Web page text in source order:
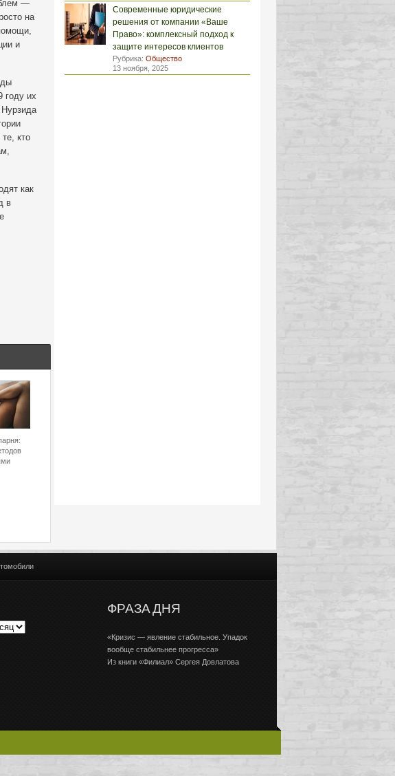
—
на
и
году их
кто
как
в
Современные юридические
решения от компании «Ваше
Право»: комплексный подход к
защите интересов клиентов
Рубрика: Общество
13 ноября, 2025
ФРАЗА ДНЯ
«Кризис — явление стабильное. Упадок
вообще стабильнее прогресса»
Из книги «Филиал» Сергея Довлатова